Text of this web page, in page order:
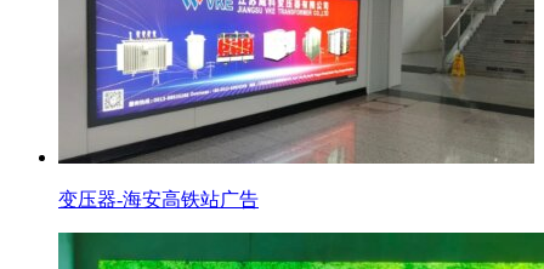
变压器-海安高铁站广告